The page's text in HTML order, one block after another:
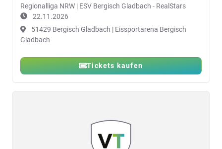
Regionalliga NRW | ESV Bergisch Gladbach - RealStars
22.11.2026
51429 Bergisch Gladbach | Eissportarena Bergisch
Gladbach
Tickets kaufen